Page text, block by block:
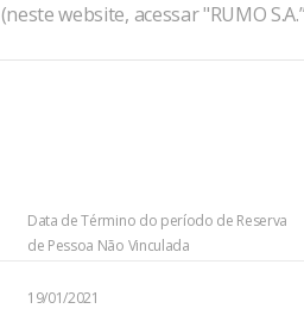
(neste website, acessar "RUMO
Data de Término do período de Reserva
de Pessoa Não Vinculada
19/01/2021